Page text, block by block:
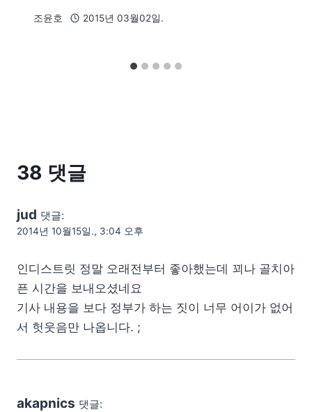
조윤호 2015년 03월02일.
38 댓글
jud 댓글:
2014년 10월15일., 3:04 오후
인디스트릿 정말 오래전부터 좋아했는데 꾀나 골치아
픈 시간을 보내오셨네요
기사 내용을 보다 정부가 하는 짓이 너무 어이가 없어
서 헛웃음만 나옵니다. ;
akapnics 댓글: